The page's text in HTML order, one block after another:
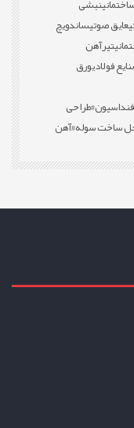
نبشی
عایق صوتیساندویچ
تیرآهن
فولادیورق
#طراحی
ساخت سوله#آهن